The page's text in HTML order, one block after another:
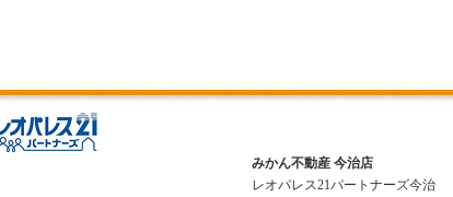
みかん不動産 今治店
レオパレス21パートナーズ今治